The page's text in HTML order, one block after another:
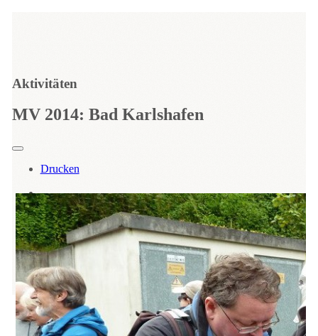
Aktivitäten
MV 2014: Bad Karlshafen
Drucken